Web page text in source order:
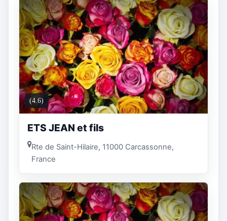
(4.6)
ETS JEAN et fils
Rte de Saint-Hilaire, 11000 Carcassonne,
France